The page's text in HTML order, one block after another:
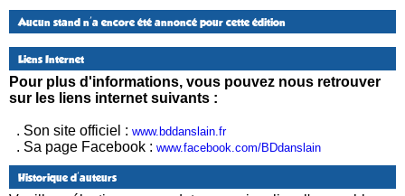
Aucun stand n'a encore été annoncé pour cette édition
Liens Internet
Pour plus d'informations, vous pouvez nous retrouver
sur les liens internet suivants :
. Son site officiel : www.bddanslain.fr
. Sa page Facebook : www.facebook.com/BDdanslain
Historique d'auteurs